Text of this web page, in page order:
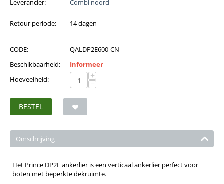
Leverancier: Combi noord
Retour periode: 14 dagen
CODE:
QALDP2E600-CN
Beschikbaarheid:
Informeer
Hoeveelheid:
+
−
BESTEL
Omschrijving
Het Prince DP2E ankerlier is een verticaal ankerlier perfect voor
boten met beperkte dekruimte.